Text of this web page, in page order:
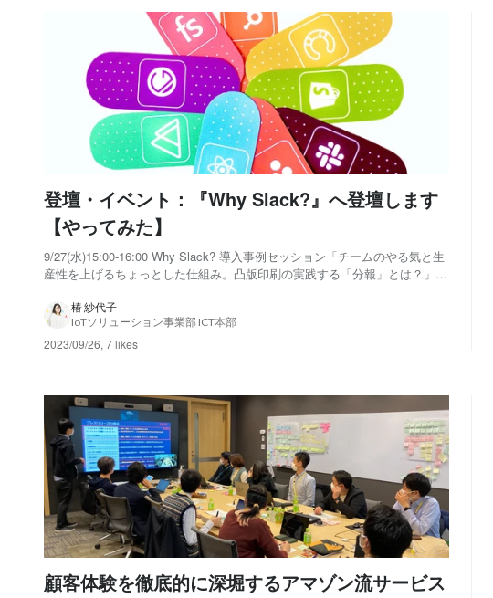
登壇・イベント：『Why Slack?』へ登壇します
【やってみた】
9/27(水)15:00-16:00 Why Slack? 導入事例セッション「チームのやる気と生
産性を上げるちょっとした仕組み。凸版印刷の実践する「分報」とは？」
2020年の「まずは導入してみた」記事 からはや3年…、ICT開発センター
で...
椿 紗代子
IoTソリューション事業部 ICT本部
2023/09/26, 7 likes
顧客体験を徹底的に深堀するアマゾン流サービス